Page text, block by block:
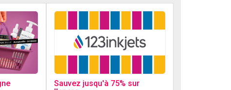
Sauvez jusqu'à 75% sur